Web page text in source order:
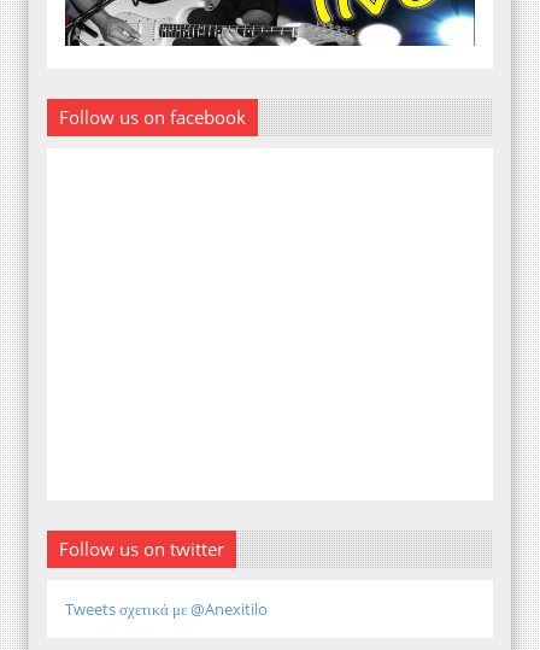
Follow us on facebook
Follow us on twitter
Tweets σχετικά με @Anexitilo